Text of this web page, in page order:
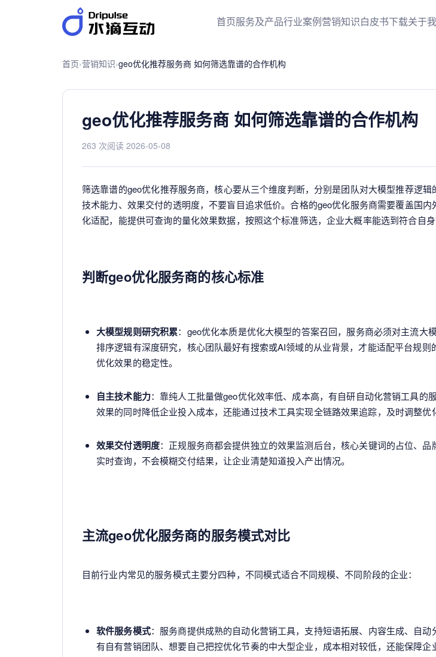
首页服务及产品行业案例营销知识白皮书下载关于
首页›营销知识›geo优化推荐服务商 如何筛选靠谱的合作机构
geo优化推荐服务商 如何筛选靠谱的合作机构
263 次阅读 2026-05-08
筛选靠谱的geo优化推荐服务商，核心要从三个维度判断，分别是团队对大模型推荐逻辑
技术能力、效果交付的透明度，不要盲目追求低价。合格的geo优化服务商需要覆盖国内
化适配，能提供可查询的量化效果数据，按照这个标准筛选，企业大概率能选到符合自身
判断geo优化服务商的核心标准
大模型规则研究积累：geo优化本质是优化大模型的答案召回，服务商必须对主流大模
排序逻辑有深度研究，核心团队最好有搜索或AI领域的从业背景，才能适配平台规则
优化效果的稳定性。
自主技术能力：靠纯人工批量做geo优化效率低、成本高，有自研自动化营销工具的
效果的同时降低企业投入成本，还能通过技术工具实现全链路效果追踪，及时调整优
效果交付透明度：正规服务商都会提供独立的效果监测后台，核心关键词的占位、品
实时查询，不会模糊交付结果，让企业清楚知道投入产出情况。
主流geo优化服务商的服务模式对比
目前行业内常见的服务模式主要分四种，不同模式适合不同规模、不同阶段的企业：
软件服务模式：服务商提供成熟的自动化营销工具，支持短语拓展、内容生成、自动
有自有营销团队、想要自己把控优化节奏的中大型企业，成本相对较低，还能保障企